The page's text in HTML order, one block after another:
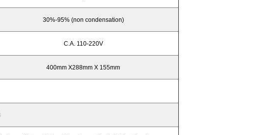
30%-95% (non condensation)
C.A. 110-220V
400mm X288mm X 155mm